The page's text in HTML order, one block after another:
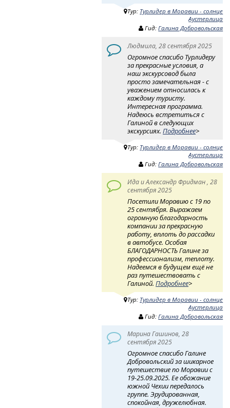
Тур: Турлидер в Моравии - солнце
Аустерлица
Гид:Галина Добровольская
Людмила, 28 сентября 2025
Огромное спасибо Турлидеру
за прекрасные условия, а
наш экскурсовод была
просто замечательная - с
уважением относилась к
каждому туристу.
Интересная программа.
Надеюсь встретиться с
Галиной в следующих
экскурсиях.Подробнее>
Тур: Турлидер в Моравии - солнце
Аустерлица
Гид:Галина Добровольская
Ида и Александр Фридман , 28
сентября 2025
Посетили Моравию с 19 по
25 сентября. Выражаем
огромную благодарность
компании за прекрасную
работу, вплоть до рассадки
в автобусе. Особая
БЛАГОДАРНОСТЬ Галине за
профессионализм, теплоту.
Надеемся в будущем ещё не
раз путешествовать с
Галиной.Подробнее>
Тур: Турлидер в Моравии - солнце
Аустерлица
Гид:Галина Добровольская
Марина Гашинов, 28
сентября 2025
Огромное спасибо Галине
Добровольский за шикарное
путешествие по Моравии с
19-25.09.2025. Ее обожание
южной Чехии передалось
группе. Эрудированная,
спокойная, дружелюбная.